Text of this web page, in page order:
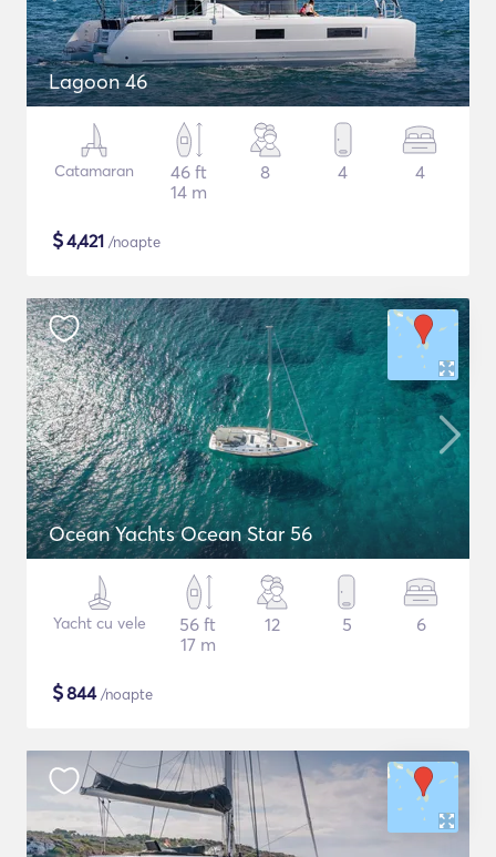
Lagoon 46
Catamaran
46 ft
14 m
8 4 4
$4,421 /noapte
Ocean Yachts Ocean Star 56
Yacht cu vele
56 ft
17 m
12 5 6
$844/noapte